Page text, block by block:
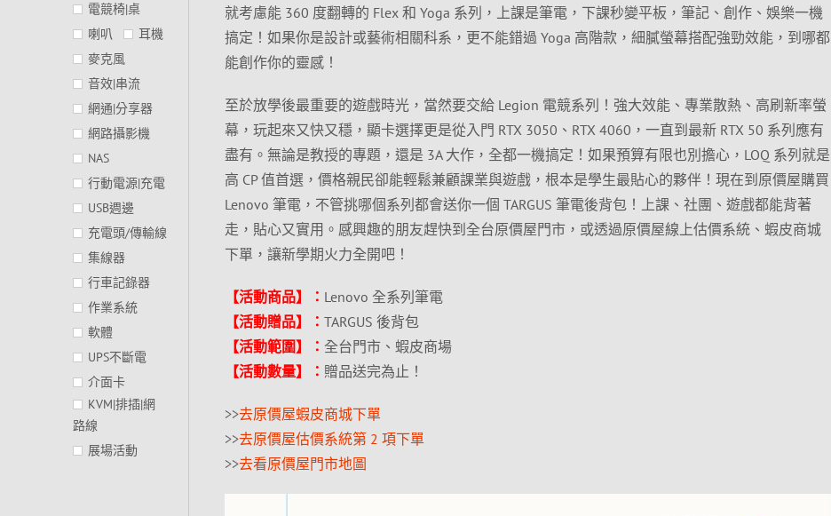
就考慮能 360 度翻轉的 Flex 和 Yoga 系列，上課是筆電，下課秒變平板，筆記、創作、娛樂一機
搞定！如果你是設計或藝術相關科系，更不能錯過 Yoga 高階款，細膩螢幕搭配強勁效能，到哪都
能創作你的靈感！
至於放學後最重要的遊戲時光，當然要交給 Legion 電競系列！強大效能、專業散熱、高刷新率螢
幕，玩起來又快又穩，顯卡選擇更是從入門 RTX 3050、RTX 4060，一直到最新 RTX 50 系列應有
盡有。無論是教授的專題，還是 3A 大作，全都一機搞定！如果預算有限也別擔心，LOQ 系列就是
高 CP 值首選，價格親民卻能輕鬆兼顧課業與遊戲，根本是學生最貼心的夥伴！現在到原價屋購買
Lenovo 筆電，不管挑哪個系列都會送你一個 TARGUS 筆電後背包！上課、社團、遊戲都能背著
走，貼心又實用。感興趣的朋友趕快到全台原價屋門市，或透過原價屋線上估價系統、蝦皮商城
下單，讓新學期火力全開吧！
【活動商品】： Lenovo 全系列筆電
【活動贈品】： TARGUS 後背包
【活動範圍】： 全台門市、蝦皮商場
【活動數量】： 贈品送完為止！
>>去原價屋蝦皮商城下單
>>去原價屋估價系統第 2 項下單
>>去看原價屋門市地圖
電競椅|桌
喇叭
耳機
麥克風
音效|串流
網通|分享器
網路攝影機
NAS
行動電源|充電
USB週邊
充電頭/傳輸線
集線器
行車記錄器
作業系統
軟體
UPS不斷電
介面卡
KVM|排插|網
路線
展場活動